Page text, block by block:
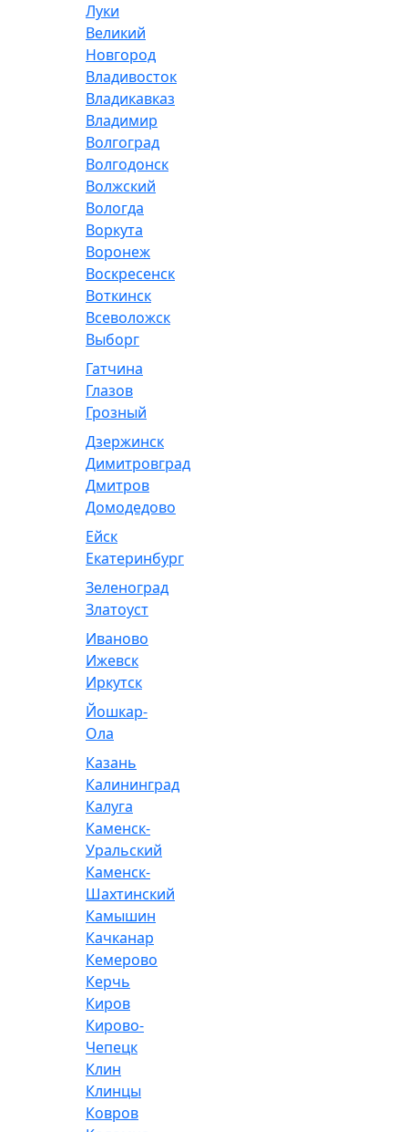
Луки
Великий
Новгород
Владивосток
Владикавказ
Владимир
Волгоград
Волгодонск
Волжский
Вологда
Воркута
Воронеж
Воскресенск
Воткинск
Всеволожск
Выборг
Гатчина
Глазов
Грозный
Дзержинск
Димитровград
Дмитров
Домодедово
Ейск
Екатеринбург
Зеленоград
Златоуст
Иваново
Ижевск
Иркутск
Йошкар-
Ола
Казань
Калининград
Калуга
Каменск-
Уральский
Каменск-
Шахтинский
Камышин
Качканар
Кемерово
Керчь
Киров
Кирово-
Чепецк
Клин
Клинцы
Ковров